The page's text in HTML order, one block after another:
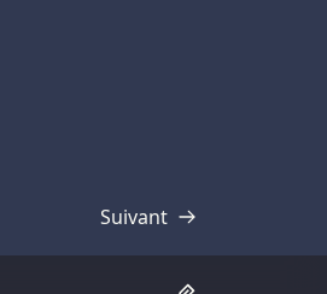
Suivant
Transcription